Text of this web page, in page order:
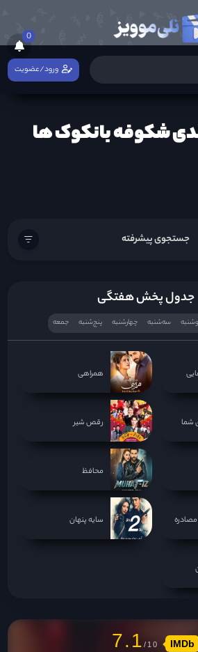
0
ورود/عضویت
شکوفه بانکوک ها
جستجوی پیشرفته
جدول پخش هفتگی
سه‌‌شنبه چهارشنبه پنج‌شنبه جمعه
همراهی
شما رقص شیر
محافظ
سایه پنهان
7.1 IMDb